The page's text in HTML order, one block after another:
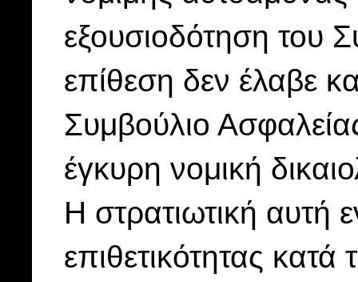
εξουσιοδότηση του
επίθεση δεν έλαβε
Συμβούλιο
έγκυρη νομική
Η στρατιωτική αυτή
επιθετικότητας κατά